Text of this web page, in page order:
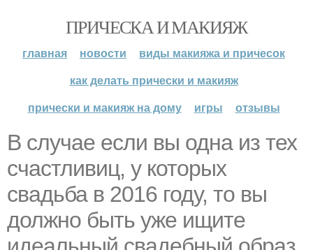
ПРИЧЕСКА И МАКИЯЖ
главная новости
виды макияжа и причесок
как делать прически и макияж
прически и макияж на дому
игры отзывы
В случае если вы одна из тех
счастливиц, у которых
свадьба в 2016 году, то вы
должно быть уже ищите